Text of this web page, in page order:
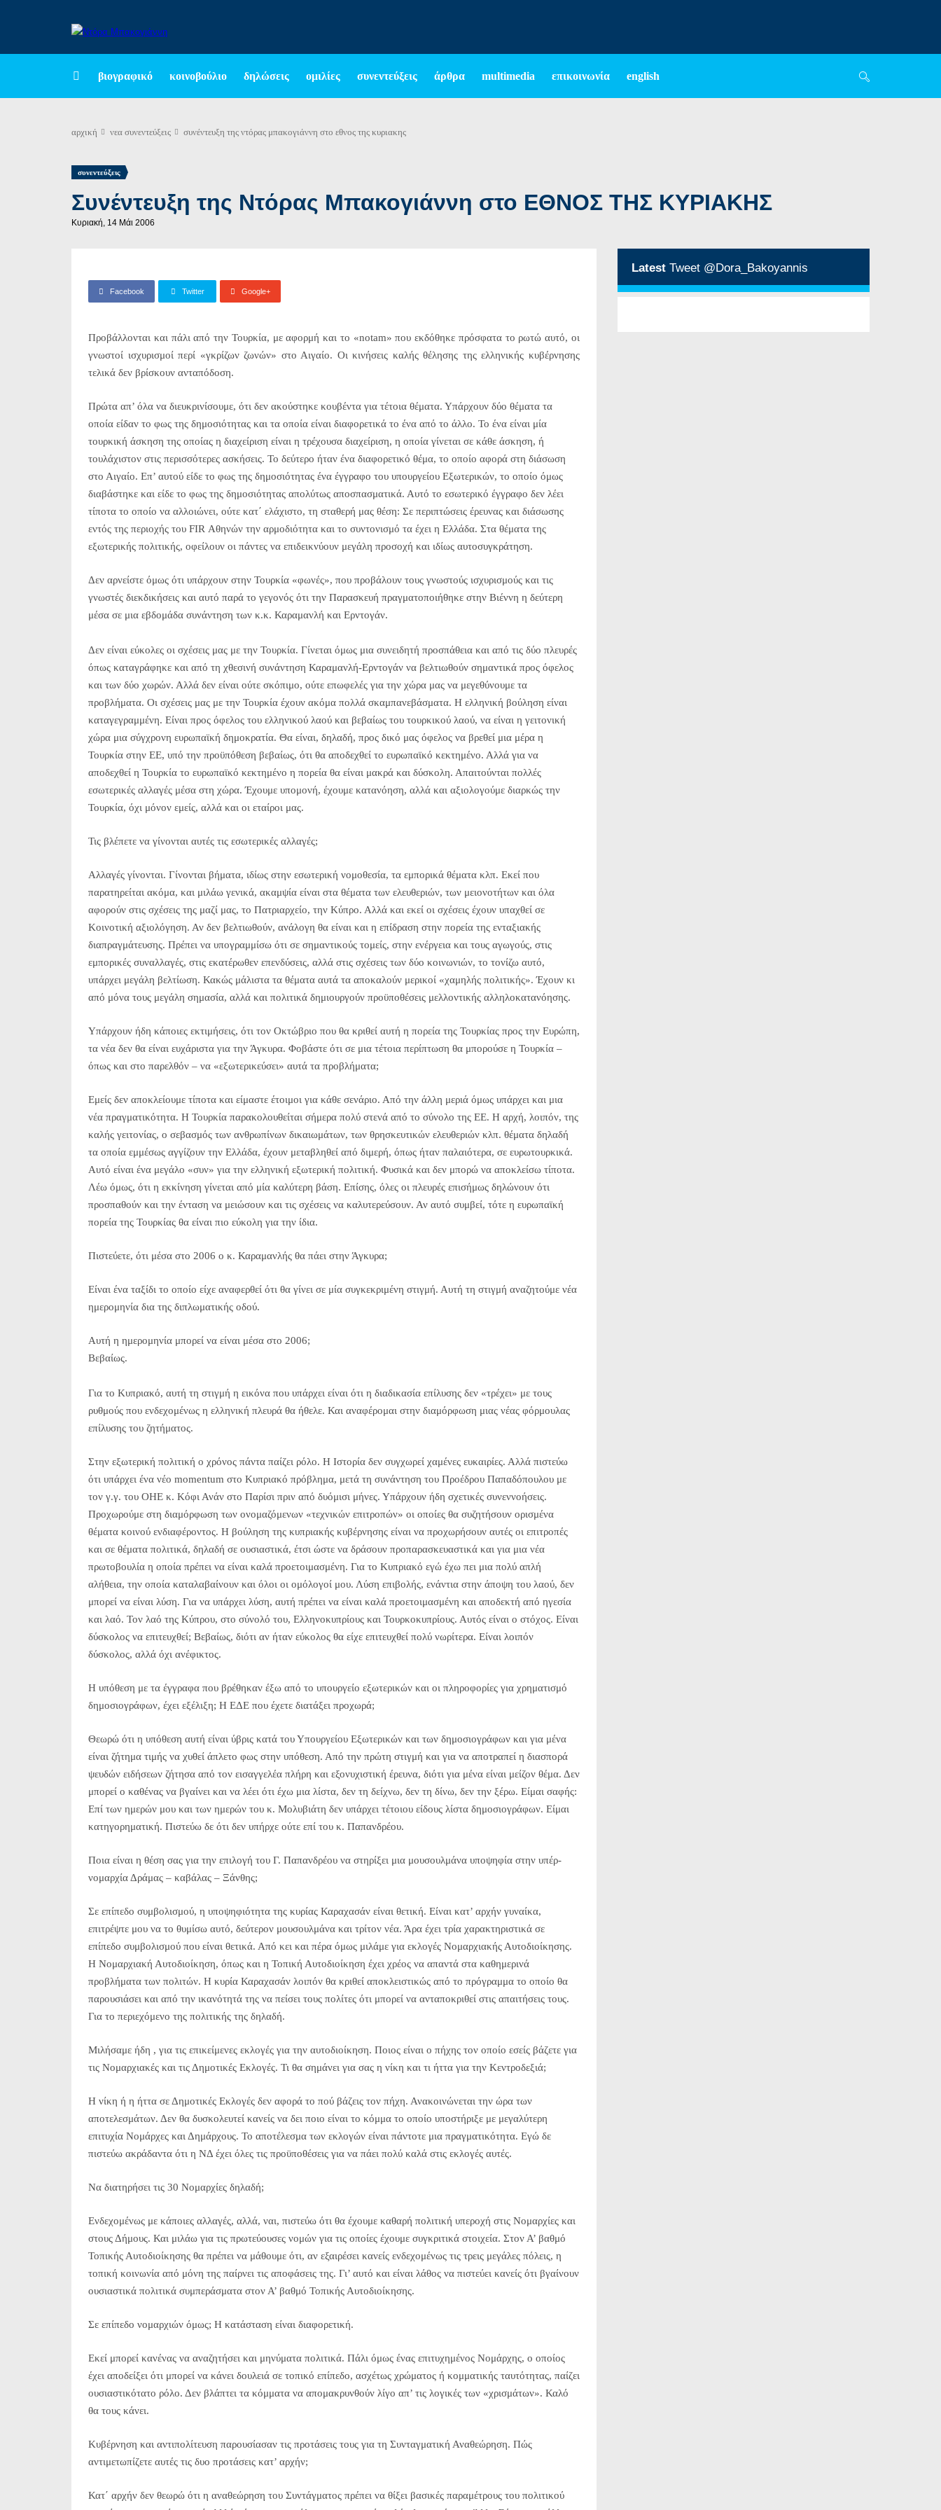
βιογραφικό κοινοβούλιο δηλώσεις ομιλίες συνεντεύξεις άρθρα multimedia επικοινωνία english
αρχική νεα συνεντεύξεις συνέντευξη της ντόρας μπακογιάννη στο εθνος της κυριακης
συνεντεύξεις
Συνέντευξη της Ντόρας Μπακογιάννη στο ΕΘΝΟΣ ΤΗΣ ΚΥΡΙΑΚΗΣ
Κυριακή, 14 Μάι 2006
Facebook Twitter Google+
Προβάλλονται και πάλι από την Τουρκία, με αφορμή και το «notam» που εκδόθηκε πρόσφατα το ρωτώ αυτό, οι
γνωστοί ισχυρισμοί περί «γκρίζων ζωνών» στο Αιγαίο. Οι κινήσεις καλής θέλησης της ελληνικής κυβέρνησης
τελικά δεν βρίσκουν ανταπόδοση.
Πρώτα απ’ όλα να διευκρινίσουμε, ότι δεν ακούστηκε κουβέντα για τέτοια θέματα. Υπάρχουν δύο θέματα τα
οποία είδαν το φως της δημοσιότητας και τα οποία είναι διαφορετικά το ένα από το άλλο. Το ένα είναι μία
τουρκική άσκηση της οποίας η διαχείριση είναι η τρέχουσα διαχείριση, η οποία γίνεται σε κάθε άσκηση, ή
τουλάχιστον στις περισσότερες ασκήσεις. Το δεύτερο ήταν ένα διαφορετικό θέμα, το οποίο αφορά στη διάσωση
στο Αιγαίο. Επ’ αυτού είδε το φως της δημοσιότητας ένα έγγραφο του υπουργείου Εξωτερικών, το οποίο όμως
διαβάστηκε και είδε το φως της δημοσιότητας απολύτως αποσπασματικά. Αυτό το εσωτερικό έγγραφο δεν λέει
τίποτα το οποίο να αλλοιώνει, ούτε κατ΄ ελάχιστο, τη σταθερή μας θέση: Σε περιπτώσεις έρευνας και διάσωσης
εντός της περιοχής του FIR Αθηνών την αρμοδιότητα και το συντονισμό τα έχει η Ελλάδα. Στα θέματα της
εξωτερικής πολιτικής, οφείλουν οι πάντες να επιδεικνύουν μεγάλη προσοχή και ιδίως αυτοσυγκράτηση.
Δεν αρνείστε όμως ότι υπάρχουν στην Τουρκία «φωνές», που προβάλουν τους γνωστούς ισχυρισμούς και τις
γνωστές διεκδικήσεις και αυτό παρά το γεγονός ότι την Παρασκευή πραγματοποιήθηκε στην Βιέννη η δεύτερη
μέσα σε μια εβδομάδα συνάντηση των κ.κ. Καραμανλή και Ερντογάν.
Δεν είναι εύκολες οι σχέσεις μας με την Τουρκία. Γίνεται όμως μια συνειδητή προσπάθεια και από τις δύο πλευρές
όπως καταγράφηκε και από τη χθεσινή συνάντηση Καραμανλή-Ερντογάν να βελτιωθούν σημαντικά προς όφελος
και των δύο χωρών. Αλλά δεν είναι ούτε σκόπιμο, ούτε επωφελές για την χώρα μας να μεγεθύνουμε τα
προβλήματα. Οι σχέσεις μας με την Τουρκία έχουν ακόμα πολλά σκαμπανεβάσματα. Η ελληνική βούληση είναι
καταγεγραμμένη. Είναι προς όφελος του ελληνικού λαού και βεβαίως του τουρκικού λαού, να είναι η γειτονική
χώρα μια σύγχρονη ευρωπαϊκή δημοκρατία. Θα είναι, δηλαδή, προς δικό μας όφελος να βρεθεί μια μέρα η
Τουρκία στην ΕΕ, υπό την προϋπόθεση βεβαίως, ότι θα αποδεχθεί το ευρωπαϊκό κεκτημένο. Αλλά για να
αποδεχθεί η Τουρκία το ευρωπαϊκό κεκτημένο η πορεία θα είναι μακρά και δύσκολη. Απαιτούνται πολλές
εσωτερικές αλλαγές μέσα στη χώρα. Έχουμε υπομονή, έχουμε κατανόηση, αλλά και αξιολογούμε διαρκώς την
Τουρκία, όχι μόνον εμείς, αλλά και οι εταίροι μας.
Τις βλέπετε να γίνονται αυτές τις εσωτερικές αλλαγές;
Αλλαγές γίνονται. Γίνονται βήματα, ιδίως στην εσωτερική νομοθεσία, τα εμπορικά θέματα κλπ. Εκεί που
παρατηρείται ακόμα, και μιλάω γενικά, ακαμψία είναι στα θέματα των ελευθεριών, των μειονοτήτων και όλα
αφορούν στις σχέσεις της μαζί μας, το Πατριαρχείο, την Κύπρο. Αλλά και εκεί οι σχέσεις έχουν υπαχθεί σε
Κοινοτική αξιολόγηση. Αν δεν βελτιωθούν, ανάλογη θα είναι και η επίδραση στην πορεία της ενταξιακής
διαπραγμάτευσης. Πρέπει να υπογραμμίσω ότι σε σημαντικούς τομείς, στην ενέργεια και τους αγωγούς, στις
εμπορικές συναλλαγές, στις εκατέρωθεν επενδύσεις, αλλά στις σχέσεις των δύο κοινωνιών, το τονίζω αυτό,
υπάρχει μεγάλη βελτίωση. Κακώς μάλιστα τα θέματα αυτά τα αποκαλούν μερικοί «χαμηλής πολιτικής». Έχουν κι
από μόνα τους μεγάλη σημασία, αλλά και πολιτικά δημιουργούν προϋποθέσεις μελλοντικής αλληλοκατανόησης.
Υπάρχουν ήδη κάποιες εκτιμήσεις, ότι τον Οκτώβριο που θα κριθεί αυτή η πορεία της Τουρκίας προς την Ευρώπη,
τα νέα δεν θα είναι ευχάριστα για την Άγκυρα. Φοβάστε ότι σε μια τέτοια περίπτωση θα μπορούσε η Τουρκία –
όπως και στο παρελθόν – να «εξωτερικεύσει» αυτά τα προβλήματα;
Εμείς δεν αποκλείουμε τίποτα και είμαστε έτοιμοι για κάθε σενάριο. Από την άλλη μεριά όμως υπάρχει και μια
νέα πραγματικότητα. Η Τουρκία παρακολουθείται σήμερα πολύ στενά από το σύνολο της ΕΕ. Η αρχή, λοιπόν, της
καλής γειτονίας, ο σεβασμός των ανθρωπίνων δικαιωμάτων, των θρησκευτικών ελευθεριών κλπ. θέματα δηλαδή
τα οποία εμμέσως αγγίζουν την Ελλάδα, έχουν μεταβληθεί από διμερή, όπως ήταν παλαιότερα, σε ευρωτουρκικά.
Αυτό είναι ένα μεγάλο «συν» για την ελληνική εξωτερική πολιτική. Φυσικά και δεν μπορώ να αποκλείσω τίποτα.
Λέω όμως, ότι η εκκίνηση γίνεται από μία καλύτερη βάση. Επίσης, όλες οι πλευρές επισήμως δηλώνουν ότι
προσπαθούν και την ένταση να μειώσουν και τις σχέσεις να καλυτερεύσουν. Αν αυτό συμβεί, τότε η ευρωπαϊκή
πορεία της Τουρκίας θα είναι πιο εύκολη για την ίδια.
Πιστεύετε, ότι μέσα στο 2006 ο κ. Καραμανλής θα πάει στην Άγκυρα;
Είναι ένα ταξίδι το οποίο είχε αναφερθεί ότι θα γίνει σε μία συγκεκριμένη στιγμή. Αυτή τη στιγμή αναζητούμε νέα
ημερομηνία δια της διπλωματικής οδού.
Αυτή η ημερομηνία μπορεί να είναι μέσα στο 2006;
Βεβαίως.
Για το Κυπριακό, αυτή τη στιγμή η εικόνα που υπάρχει είναι ότι η διαδικασία επίλυσης δεν «τρέχει» με τους
ρυθμούς που ενδεχομένως η ελληνική πλευρά θα ήθελε. Και αναφέρομαι στην διαμόρφωση μιας νέας φόρμουλας
επίλυσης του ζητήματος.
Στην εξωτερική πολιτική ο χρόνος πάντα παίζει ρόλο. Η Ιστορία δεν συγχωρεί χαμένες ευκαιρίες. Αλλά πιστεύω
ότι υπάρχει ένα νέο momentum στο Κυπριακό πρόβλημα, μετά τη συνάντηση του Προέδρου Παπαδόπουλου με
τον γ.γ. του ΟΗΕ κ. Κόφι Ανάν στο Παρίσι πριν από δυόμισι μήνες. Υπάρχουν ήδη σχετικές συνεννοήσεις.
Προχωρούμε στη διαμόρφωση των ονομαζόμενων «τεχνικών επιτροπών» οι οποίες θα συζητήσουν ορισμένα
θέματα κοινού ενδιαφέροντος. Η βούληση της κυπριακής κυβέρνησης είναι να προχωρήσουν αυτές οι επιτροπές
και σε θέματα πολιτικά, δηλαδή σε ουσιαστικά, έτσι ώστε να δράσουν προπαρασκευαστικά και για μια νέα
πρωτοβουλία η οποία πρέπει να είναι καλά προετοιμασμένη. Για το Κυπριακό εγώ έχω πει μια πολύ απλή
αλήθεια, την οποία καταλαβαίνουν και όλοι οι ομόλογοί μου. Λύση επιβολής, ενάντια στην άποψη του λαού, δεν
μπορεί να είναι λύση. Για να υπάρχει λύση, αυτή πρέπει να είναι καλά προετοιμασμένη και αποδεκτή από ηγεσία
και λαό. Τον λαό της Κύπρου, στο σύνολό του, Ελληνοκυπρίους και Τουρκοκυπρίους. Αυτός είναι ο στόχος. Είναι
δύσκολος να επιτευχθεί; Βεβαίως, διότι αν ήταν εύκολος θα είχε επιτευχθεί πολύ νωρίτερα. Είναι λοιπόν
δύσκολος, αλλά όχι ανέφικτος.
Η υπόθεση με τα έγγραφα που βρέθηκαν έξω από το υπουργείο εξωτερικών και οι πληροφορίες για χρηματισμό
δημοσιογράφων, έχει εξέλιξη; Η ΕΔΕ που έχετε διατάξει προχωρά;
Θεωρώ ότι η υπόθεση αυτή είναι ύβρις κατά του Υπουργείου Εξωτερικών και των δημοσιογράφων και για μένα
είναι ζήτημα τιμής να χυθεί άπλετο φως στην υπόθεση. Από την πρώτη στιγμή και για να αποτραπεί η διασπορά
ψευδών ειδήσεων ζήτησα από τον εισαγγελέα πλήρη και εξονυχιστική έρευνα, διότι για μένα είναι μείζον θέμα. Δεν
μπορεί ο καθένας να βγαίνει και να λέει ότι έχω μια λίστα, δεν τη δείχνω, δεν τη δίνω, δεν την ξέρω. Είμαι σαφής:
Επί των ημερών μου και των ημερών του κ. Μολυβιάτη δεν υπάρχει τέτοιου είδους λίστα δημοσιογράφων. Είμαι
κατηγορηματική. Πιστεύω δε ότι δεν υπήρχε ούτε επί του κ. Παπανδρέου.
Ποια είναι η θέση σας για την επιλογή του Γ. Παπανδρέου να στηρίξει μια μουσουλμάνα υποψηφία στην υπέρ-
νομαρχία Δράμας – καβάλας – Ξάνθης;
Σε επίπεδο συμβολισμού, η υποψηφιότητα της κυρίας Καραχασάν είναι θετική. Είναι κατ’ αρχήν γυναίκα,
επιτρέψτε μου να το θυμίσω αυτό, δεύτερον μουσουλμάνα και τρίτον νέα. Άρα έχει τρία χαρακτηριστικά σε
επίπεδο συμβολισμού που είναι θετικά. Από κει και πέρα όμως μιλάμε για εκλογές Νομαρχιακής Αυτοδιοίκησης.
Η Νομαρχιακή Αυτοδιοίκηση, όπως και η Τοπική Αυτοδιοίκηση έχει χρέος να απαντά στα καθημερινά
προβλήματα των πολιτών. Η κυρία Καραχασάν λοιπόν θα κριθεί αποκλειστικώς από το πρόγραμμα το οποίο θα
παρουσιάσει και από την ικανότητά της να πείσει τους πολίτες ότι μπορεί να ανταποκριθεί στις απαιτήσεις τους.
Για το περιεχόμενο της πολιτικής της δηλαδή.
Μιλήσαμε ήδη , για τις επικείμενες εκλογές για την αυτοδιοίκηση. Ποιος είναι ο πήχης τον οποίο εσείς βάζετε για
τις Νομαρχιακές και τις Δημοτικές Εκλογές. Τι θα σημάνει για σας η νίκη και τι ήττα για την Κεντροδεξιά;
Η νίκη ή η ήττα σε Δημοτικές Εκλογές δεν αφορά το πού βάζεις τον πήχη. Ανακοινώνεται την ώρα των
αποτελεσμάτων. Δεν θα δυσκολευτεί κανείς να δει ποιο είναι το κόμμα το οποίο υποστήριξε με μεγαλύτερη
επιτυχία Νομάρχες και Δημάρχους. Το αποτέλεσμα των εκλογών είναι πάντοτε μια πραγματικότητα. Εγώ δε
πιστεύω ακράδαντα ότι η ΝΔ έχει όλες τις προϋποθέσεις για να πάει πολύ καλά στις εκλογές αυτές.
Να διατηρήσει τις 30 Νομαρχίες δηλαδή;
Ενδεχομένως με κάποιες αλλαγές, αλλά, ναι, πιστεύω ότι θα έχουμε καθαρή πολιτική υπεροχή στις Νομαρχίες και
στους Δήμους. Και μιλάω για τις πρωτεύουσες νομών για τις οποίες έχουμε συγκριτικά στοιχεία. Στον Α’ βαθμό
Τοπικής Αυτοδιοίκησης θα πρέπει να μάθουμε ότι, αν εξαιρέσει κανείς ενδεχομένως τις τρεις μεγάλες πόλεις, η
τοπική κοινωνία από μόνη της παίρνει τις αποφάσεις της. Γι’ αυτό και είναι λάθος να πιστεύει κανείς ότι βγαίνουν
ουσιαστικά πολιτικά συμπεράσματα στον Α’ βαθμό Τοπικής Αυτοδιοίκησης.
Σε επίπεδο νομαρχιών όμως; Η κατάσταση είναι διαφορετική.
Εκεί μπορεί κανένας να αναζητήσει και μηνύματα πολιτικά. Πάλι όμως ένας επιτυχημένος Νομάρχης, ο οποίος
έχει αποδείξει ότι μπορεί να κάνει δουλειά σε τοπικό επίπεδο, ασχέτως χρώματος ή κομματικής ταυτότητας, παίζει
ουσιαστικότατο ρόλο. Δεν βλάπτει τα κόμματα να απομακρυνθούν λίγο απ’ τις λογικές των «χρισμάτων». Καλό
θα τους κάνει.
Κυβέρνηση και αντιπολίτευση παρουσίασαν τις προτάσεις τους για τη Συνταγματική Αναθεώρηση. Πώς
αντιμετωπίζετε αυτές τις δυο προτάσεις κατ’ αρχήν;
Κατ΄ αρχήν δεν θεωρώ ότι η αναθεώρηση του Συντάγματος πρέπει να θίξει βασικές παραμέτρους του πολιτικού
Latest Tweet @Dora_Bakoyannis